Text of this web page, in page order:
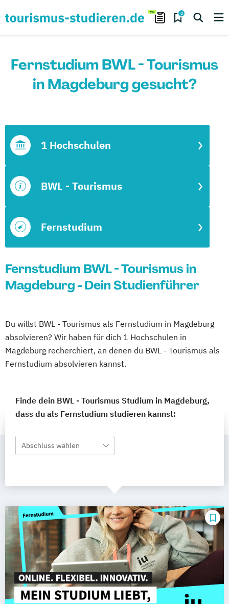
0
Fernstudium BWL - Tourismus
in Magdeburg gesucht?
Fernstudium
BWL - Tourismus
1 Hochschulen
Fernstudium BWL - Tourismus in
Magdeburg - Dein Studienführer
Du willst BWL - Tourismus als Fernstudium in Magdeburg
absolvieren? Wir haben für dich 1 Hochschulen in
Magdeburg recherchiert, an denen du BWL - Tourismus als
Fernstudium absolvieren kannst.
Finde dein BWL - Tourismus Studium in Magdeburg,
dass du als Fernstudium studieren kannst:
Abschluss wählen